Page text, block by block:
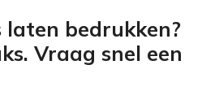
laten bedrukken?
Vraag snel een